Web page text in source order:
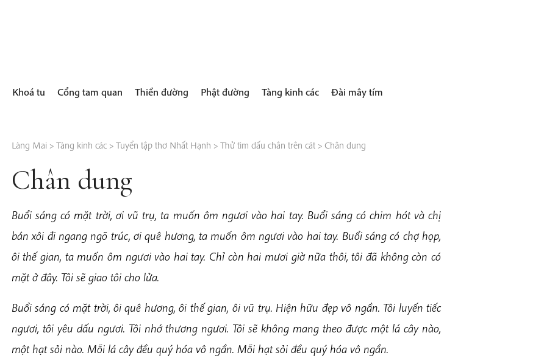
Khoá tu Cổng tam quan Thiền đường Phật đường Tàng kinh các Đài mây tím
Làng Mai> Tàng kinh các> Tuyển tập thơ Nhất Hạnh > Thử tìm dấu chân trên cát> Chân dung
Chân dung
Buổi sáng có mặt trời, ơi vũ trụ, ta muốn ôm ngươi vào hai tay. Buổi sáng có chim hót và chị
bán xôi đi ngang ngõ trúc, ơi quê hương, ta muốn ôm ngươi vào hai tay. Buổi sáng có chợ họp,
ôi thế gian, ta muốn ôm ngươi vào hai tay. Chỉ còn hai mươi giờ nữa thôi, tôi đã không còn có
mặt ở đây. Tôi sẽ giao tôi cho lửa.
Buổi sáng có mặt trời, ôi quê hương, ôi thế gian, ôi vũ trụ. Hiện hữu đẹp vô ngần. Tôi luyến tiếc
ngươi, tôi yêu dấu ngươi. Tôi nhớ thương ngươi. Tôi sẽ không mang theo được một lá cây nào,
một hạt sỏi nào. Mỗi lá cây đều quý hóa vô ngần. Mỗi hạt sỏi đều quý hóa vô ngần.